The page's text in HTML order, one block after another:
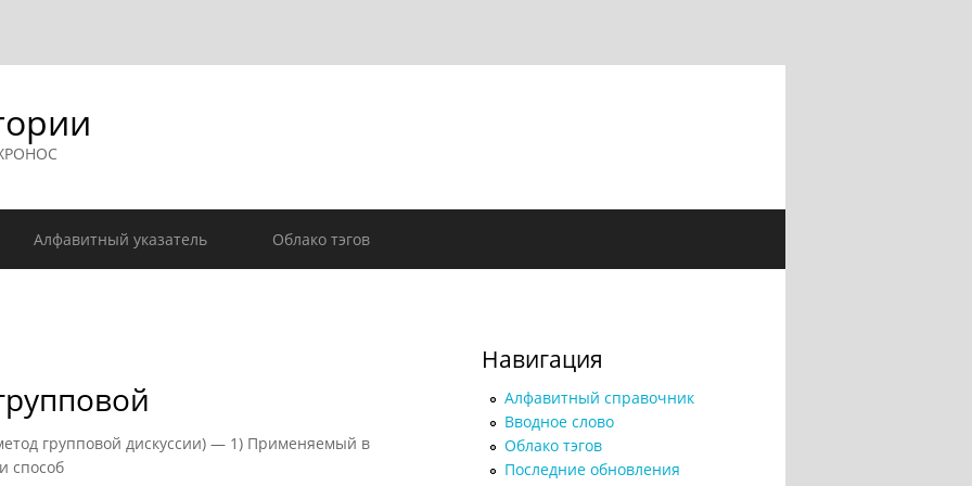
Алфавитный указатель Облако тэгов
групповой дискуссии) — 1) Применяемый в
способ
Навигация
Алфавитный справочник
Вводное слово
Облако тэгов
Последние обновления